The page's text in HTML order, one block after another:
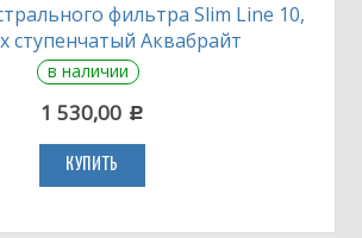
фильтра Slim Line 10,
ступенчатый Аквабрайт
в наличии
1 530,00 c
КУПИТЬ